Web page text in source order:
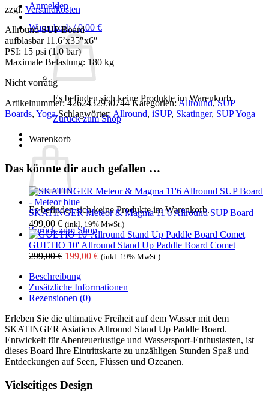
Anmelden
Warenkorb /0,00 €
Es befinden sich keine Produkte im Warenkorb.
Zurück zum Shop
Warenkorb
Es befinden sich keine Produkte im Warenkorb.
Zurück zum Shop
zzgl. Versandkosten
Allround SUP Board
aufblasbar 11.6’x35″x6″
PSI: 15 psi (1.0 bar)
Maximale Belastung: 180 kg
Nicht vorrätig
Artikelnummer:4262432930744 Kategorien:Allround,SUP
Boards, Yoga Schlagwörter: Allround, iSUP, Skatinger, SUP Yoga
Das könnte dir auch gefallen …
SKATINGER Meteor & Magma 11'6 Allround SUP Board
499,00 € (inkl. 19% MwSt.)
GUETIO 10' Allround Stand Up Paddle Board Comet
299,00€ Ursprünglicher
war:
299,00 €
199,00 €Aktueller
199,00 €.
(inkl. 19% MwSt.)
Beschreibung
Zusätzliche Informationen
Rezensionen (0)
Erleben Sie die ultimative Freiheit auf dem Wasser mit dem
SKATINGER Asiaticus Allround Stand Up Paddle Board.
Entwickelt für Abenteuerlustige und Wassersport-Enthusiasten, ist
dieses Board Ihre Eintrittskarte zu unzähligen Stunden Spaß und
Entdeckungen auf Seen, Flüssen und Ozeanen.
Vielseitiges Design